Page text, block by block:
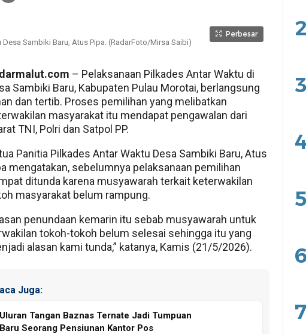
Perbesar
Sambiki Baru, Atus Pipa. (RadarFoto/Mirsa Saibi)
– Pelaksanaan Pilkades Antar Waktu di
Sambiki Baru, Kabupaten Pulau Morotai, berlangsung
dan tertib. Proses pemilihan yang melibatkan
masyarakat itu mendapat pengawalan dari
TNI, Polri dan Satpol PP.
Panitia Pilkades Antar Waktu Desa Sambiki Baru, Atus
mengatakan, sebelumnya pelaksanaan pemilihan
ditunda karena musyawarah terkait keterwakilan
masyarakat belum rampung.
penundaan kemarin itu sebab musyawarah untuk
tokoh-tokoh belum selesai sehingga itu yang
alasan kami tunda,” katanya, Kamis (21/5/2026).
Juga:
Uluran Tangan Baznas Ternate Jadi Tumpuan
Baru Seorang Pensiunan Kantor Pos
2
3
4
5
6
7